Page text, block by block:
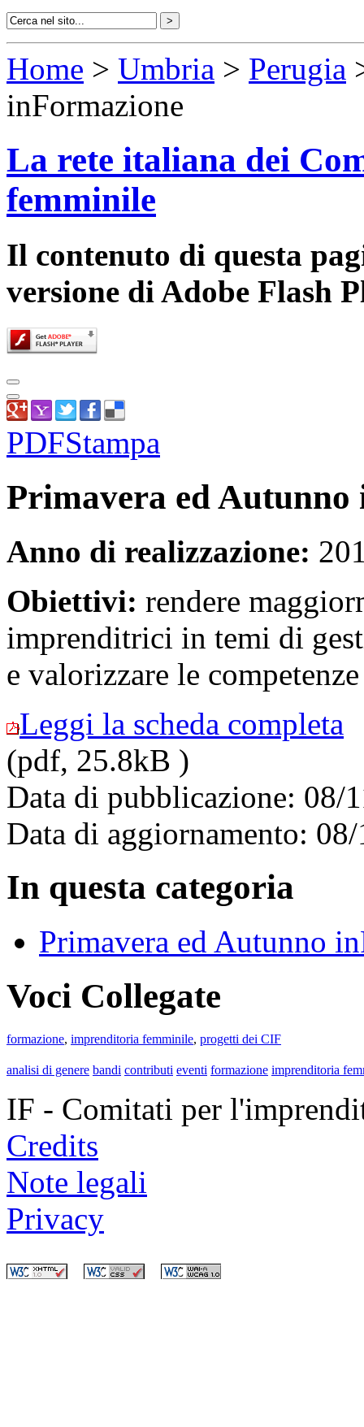
Home > Umbria > Perugia
inFormazione
La rete italiana dei
femminile
Il contenuto di questa
versione di Adobe Flash
PDFStampa
Primavera ed Autunno
Anno di realizzazione:
Obiettivi: rendere
imprenditrici in temi di
e valorizzare le
Leggi la scheda completa
(pdf, 25.8kB )
Data di pubblicazione: 08/
Data di aggiornamento:
In questa categoria
Primavera ed Autunno
Voci Collegate
formazione, imprenditoria femminile, progetti dei CIF
analisi di genere bandi contributi eventi formazione imprenditoria
IF - Comitati per
Credits
Note legali
Privacy